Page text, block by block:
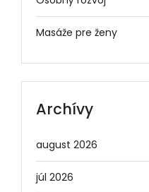
Masáže pre ženy
Archívy
august 2026
júl 2026